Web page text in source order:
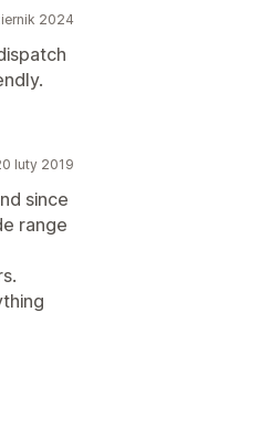
2024
luty 2019
since
range